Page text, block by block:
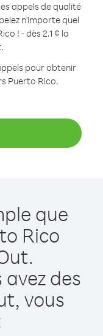
appels de qualité
n'importe quel
! - dès 2.1 ¢ la
pour obtenir
Puerto Rico.
que
Rico
avez des
vous